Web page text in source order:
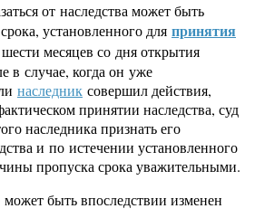
от наследства может быть
установленного для принятия
месяцев со дня открытия
в случае, когда он уже
наследник совершил действия,
принятии наследства, суд
наследника признать его
и по истечении установленного
пропуска срока уважительными.
может быть впоследствии изменен